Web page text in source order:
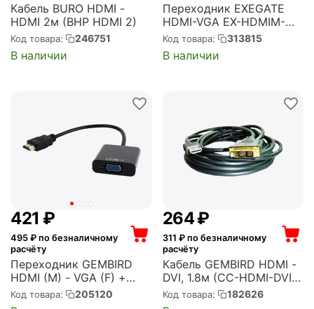
Кабель BURO HDMI -
HDMI 2м (BHP HDMI 2)
Код товара: 246751
В наличии
Переходник EXEGATE
HDMI-VGA EX-HDMIM-
VGAF-C (19M/15F)
(EX284927RUS)
Код товара: 313815
В наличии
‍421‍ ₽
495 ₽ по безналичному
расчёту
Переходник GEMBIRD
HDMI (M) - VGA (F) +
3.5mm, 0.15м (A-HDMI-
VGA-03)
Код товара: 205120
‍264‍₽
311 ₽ по безналичному
расчёту
Кабель GEMBIRD HDMI -
DVI, 1.8м (CC-HDMI-DVI-
6)
Код товара: 182626